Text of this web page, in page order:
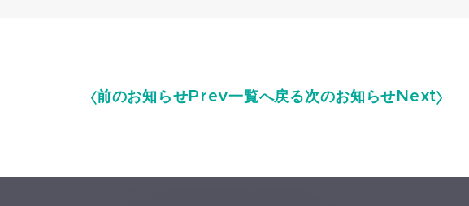
前のお知らせ Prev 次のお知らせ Next
一覧へ戻る